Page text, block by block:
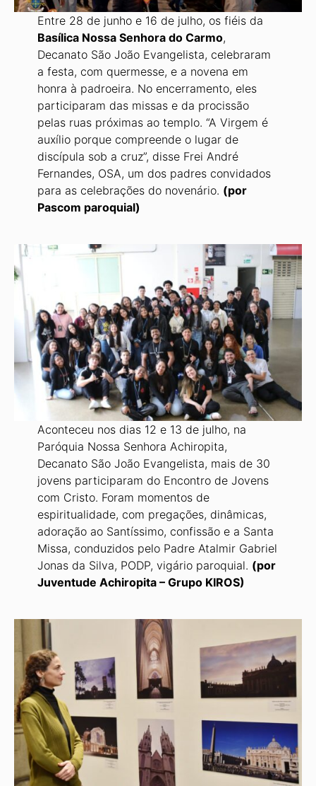
Entre 28 de junho e 16 de julho, os fiéis da
Basílica Nossa Senhora do Carmo,
Decanato São João Evangelista, celebraram
a festa, com quermesse, e a novena em
honra à padroeira. No encerramento, eles
participaram das missas e da procissão
pelas ruas próximas ao templo. “A Virgem é
auxílio porque compreende o lugar de
discípula sob a cruz”, disse Frei André
Fernandes, OSA, um dos padres convidados
para as celebrações do novenário. (por
Pascom paroquial)
Aconteceu nos dias 12 e 13 de julho, na
Paróquia Nossa Senhora Achiropita,
Decanato São João Evangelista, mais de 30
jovens participaram do Encontro de Jovens
com Cristo. Foram momentos de
espiritualidade, com pregações, dinâmicas,
adoração ao Santíssimo, confissão e a Santa
Missa, conduzidos pelo Padre Atalmir Gabriel
Jonas da Silva, PODP, vigário paroquial. (por
Juventude Achiropita – Grupo KIROS)